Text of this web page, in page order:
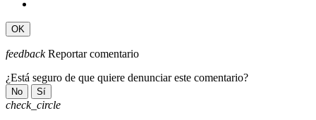
OK
feedback Reportar comentario
¿Está seguro de que quiere denunciar este comentario?
No Sí
check_circle